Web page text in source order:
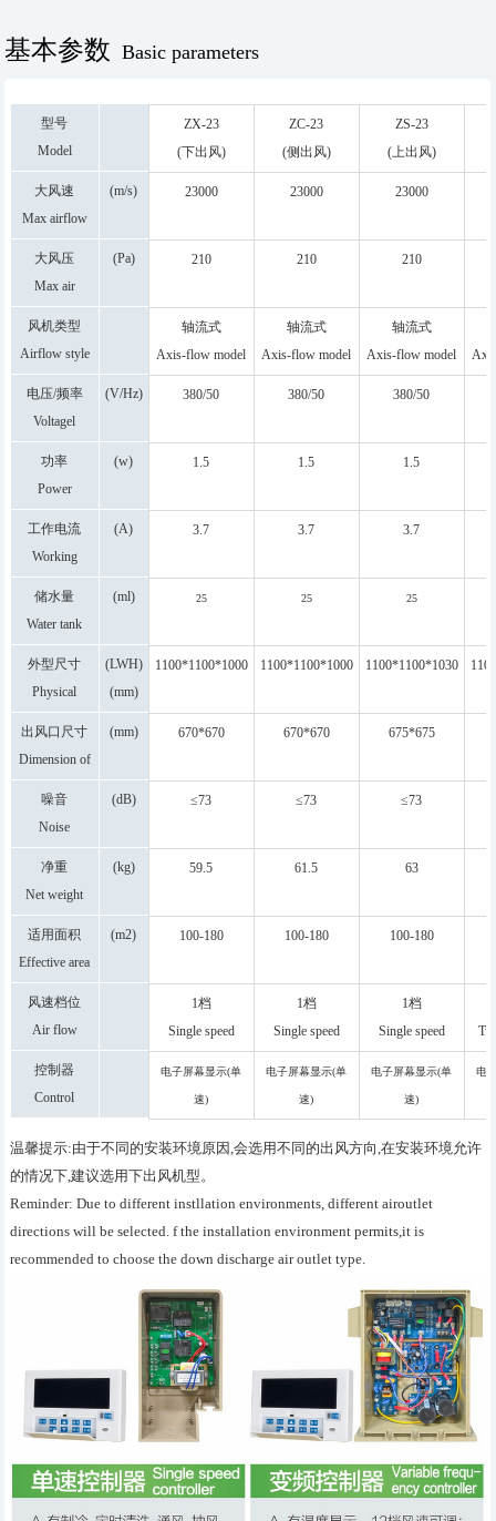
基本参数 Basic parameters
型号
Model
大风速
Max airflow
大风压
Max air
风机类型
Airflow style
电压/频率
Voltagel
功率
Power
工作电流
Working
储水量
Water tank
外型尺寸
Physical
出风口尺寸
Dimension of
噪音
Noise
净重
Net weight
适用面积
Effective area
风速档位
Air flow
控制器
Control
(m/s)
(Pa)
(V/Hz)
(w)
(A)
(ml)
(LWH)
(mm)
(mm)
(dB)
(kg)
(m2)
ZX-23
(下出风)
23000
210
轴流式
Axis-flow model
380/50
1.5
3.7
25
1100*1100*1000
670*670
≤73
59.5
100-180
1档
Single speed
电子屏幕显示(单
速)
speed
ZC-23
(侧出风)
23000
210
轴流式
Axis-flow model
380/50
1.5
3.7
25
1100*1100*1000
670*670
≤73
61.5
100-180
1档
Single speed
电子屏幕显示(单
速)
speed
ZS-23
(上出风)
23000
210
轴流式
Axis-flow model
380/50
1.5
3.7
25
1100*1100*1030
675*675
≤73
63
100-180
1档
Single speed
电子屏幕显示(单
速)
speed
电
温馨提示:由于不同的安装环境原因,会选用不同的出风方向,在安装环境允许
的情况下,建议选用下出风机型。
Reminder: Due to different instllation environments, different airoutlet
directions will be selected. f the installation environment permits,it is
recommended to choose the down discharge air outlet type.